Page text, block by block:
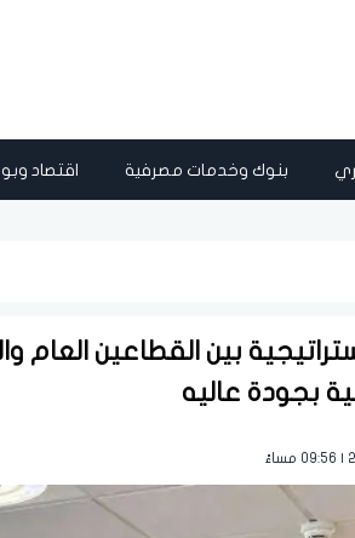
بنوك وخدمات مصرفية اقتصاد
بين القطاعين
بجودة عاليه